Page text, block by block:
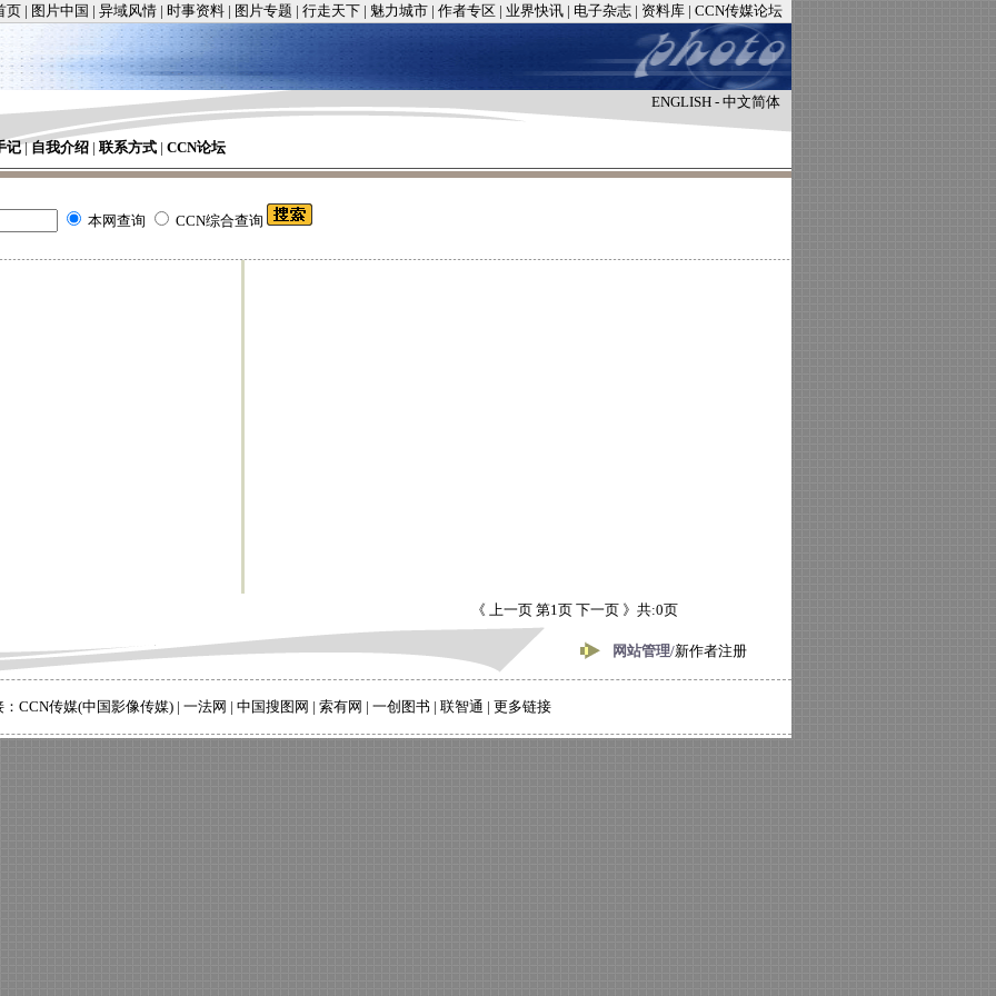
页 | 图片中国 | 异域风情 | 时事资料 | 图片专题 | 行走天下 | 魅力城市 | 作者专区 | 业界快讯 | 电子杂志 | 资料库 | CCN传媒论坛
ENGLISH - 中文简体
记|自我介绍 | 联系方式 | CCN论坛
本网查询 CCN综合查询
《 上一页 第1页下一页 》 共:0页
网站管理/新作者注册
CCN传媒(中国影像传媒) | 一法网 | 中国搜图网 | 索有网 | 一创图书 | 联智通 | 更多链接